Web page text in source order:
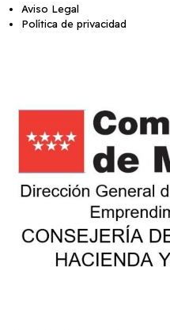
Aviso Legal
Política de privacidad